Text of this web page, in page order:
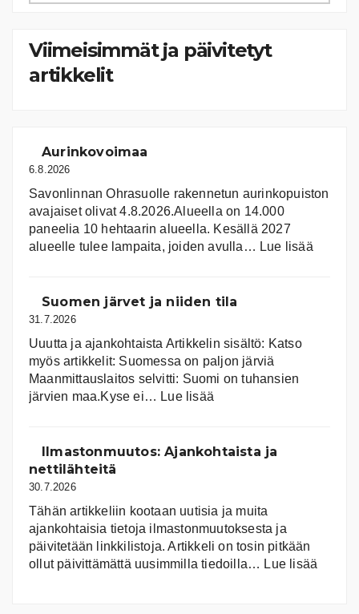
Viimeisimmät ja päivitetyt
artikkelit
Aurinkovoimaa
6.8.2026
Savonlinnan Ohrasuolle rakennetun aurinkopuiston
avajaiset olivat 4.8.2026.Alueella on 14.000
paneelia 10 hehtaarin alueella. Kesällä 2027
alueelle tulee lampaita, joiden avulla… Lue lisää:
Suomen järvet ja niiden tila
31.7.2026
Uuutta ja ajankohtaista Artikkelin sisältö: Katso
myös artikkelit: Suomessa on pal­jon jär­viä
Maanmittauslaitos selvitti: Suomi on tuhansien
järvien maa.Kyse ei… Lue lisää
ja
Ilmastonmuutos: Ajankohtaista ja
nettilähteitä
30.7.2026
Tähän artikkeliin kootaan uutisia ja muita
ajankohtaisia tietoja ilmastonmuutoksesta ja
päivitetään linkkilistoja. Artikkeli on tosin pitkään
ollut päivittämättä uusimmilla tiedoilla… Lue lisää